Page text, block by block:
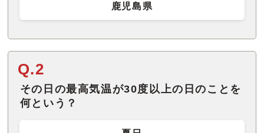
鹿児島県
Q.2
その日の最高気温が30度以上の日のことを
何という？